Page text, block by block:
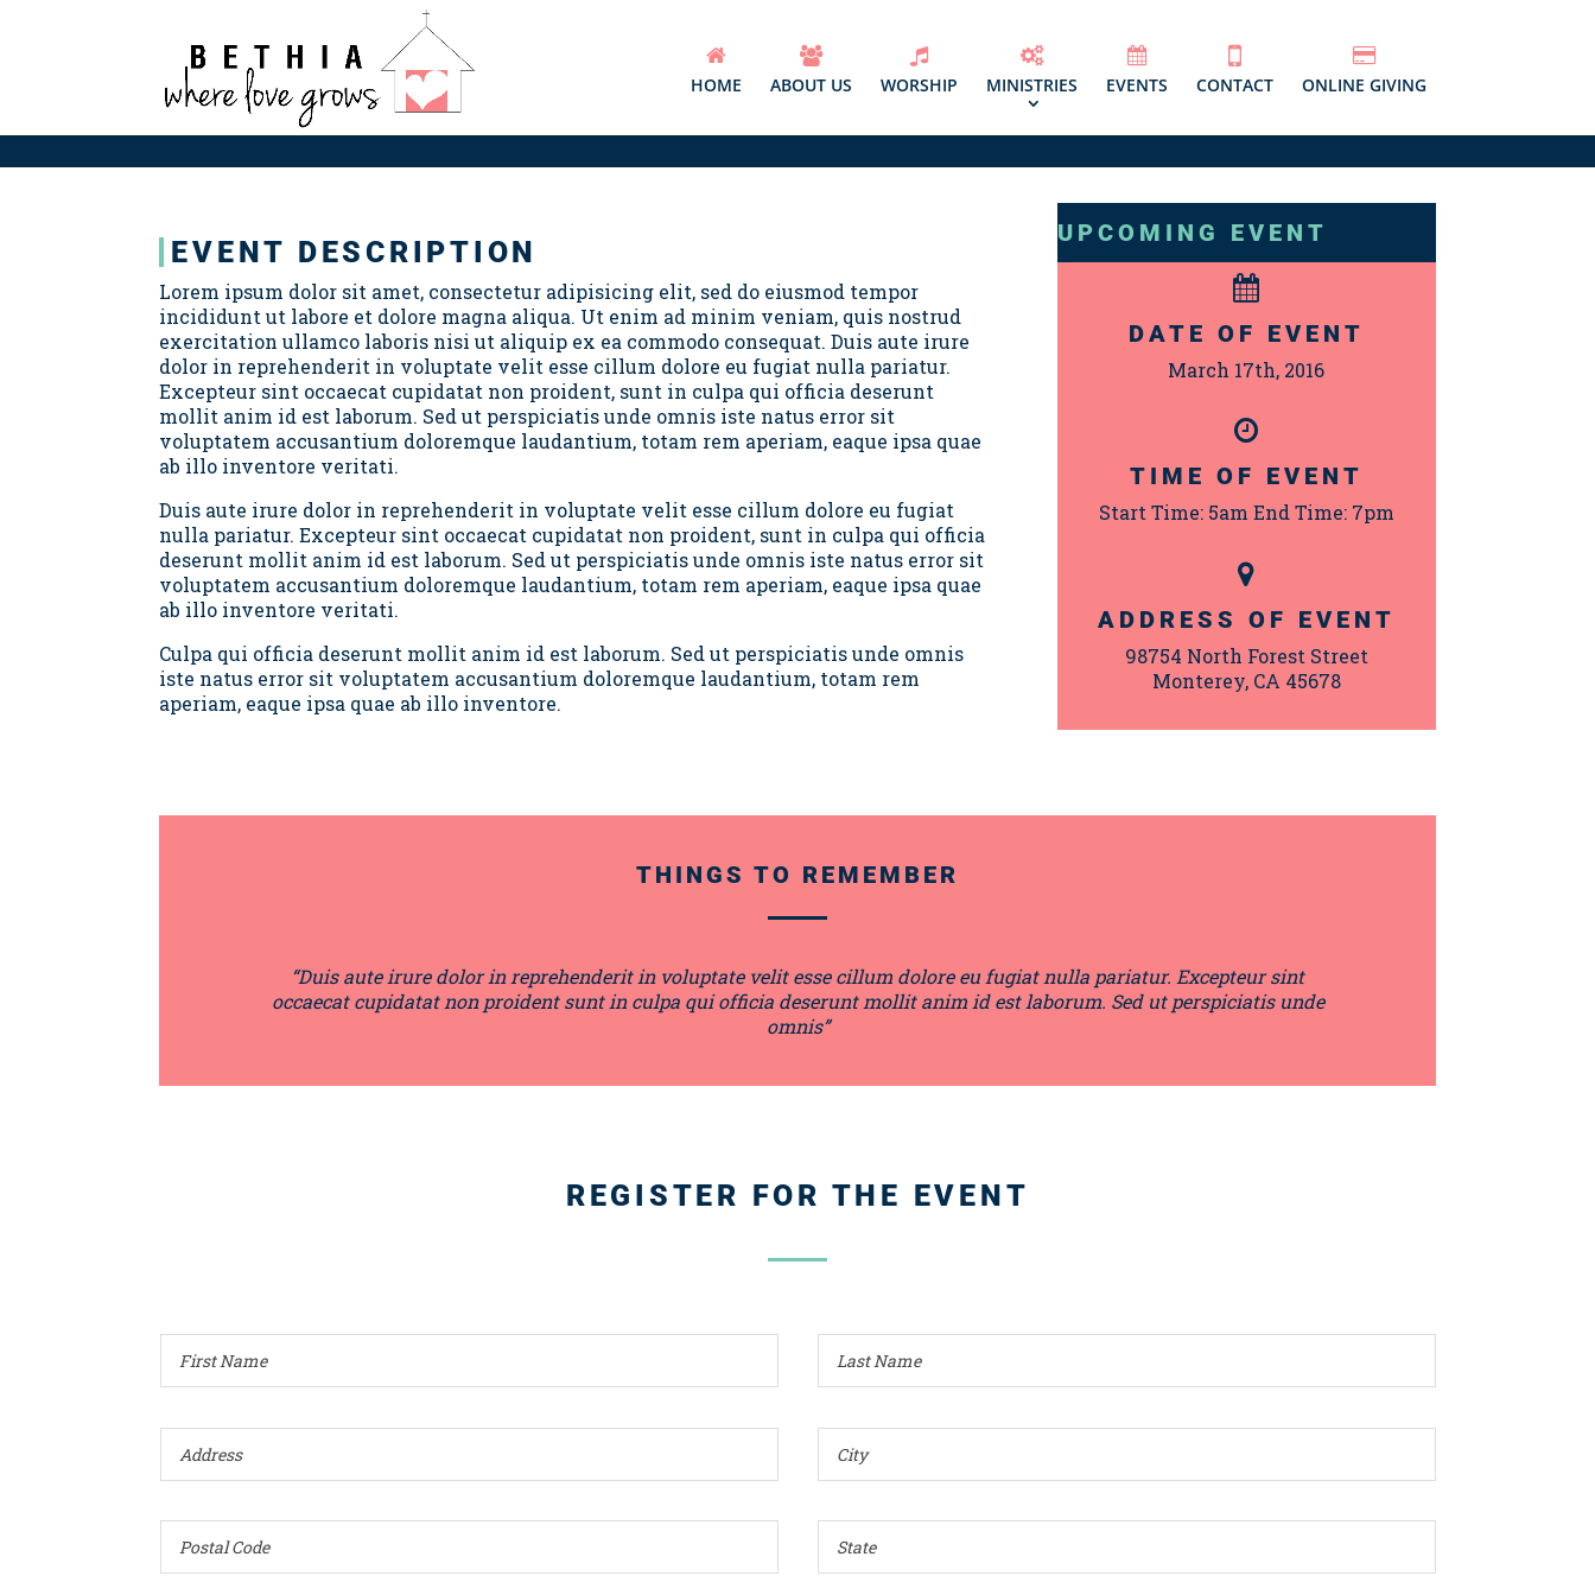
HOME ABOUT US WORSHIP MINISTRIES EVENTS CONTACT ONLINE GIVING
EVENT DESCRIPTION
Lorem ipsum dolor sit amet, consectetur adipisicing elit, sed do eiusmod tempor
incididunt ut labore et dolore magna aliqua. Ut enim ad minim veniam, quis nostrud
exercitation ullamco laboris nisi ut aliquip ex ea commodo consequat. Duis aute irure
dolor in reprehenderit in voluptate velit esse cillum dolore eu fugiat nulla pariatur.
Excepteur sint occaecat cupidatat non proident, sunt in culpa qui officia deserunt
mollit anim id est laborum. Sed ut perspiciatis unde omnis iste natus error sit
voluptatem accusantium doloremque laudantium, totam rem aperiam, eaque ipsa quae
ab illo inventore veritati.
Duis aute irure dolor in reprehenderit in voluptate velit esse cillum dolore eu fugiat
nulla pariatur. Excepteur sint occaecat cupidatat non proident, sunt in culpa qui officia
deserunt mollit anim id est laborum. Sed ut perspiciatis unde omnis iste natus error sit
voluptatem accusantium doloremque laudantium, totam rem aperiam, eaque ipsa quae
ab illo inventore veritati.
Culpa qui officia deserunt mollit anim id est laborum. Sed ut perspiciatis unde omnis
iste natus error sit voluptatem accusantium doloremque laudantium, totam rem
aperiam, eaque ipsa quae ab illo inventore.
UPCOMING EVENT
DATE OF EVENT
March 17th, 2016
TIME OF EVENT
Start Time: 5am End Time: 7pm
ADDRESS OF EVENT
98754 North Forest Street
Monterey, CA 45678
THINGS TO REMEMBER
“Duis aute irure dolor in reprehenderit in voluptate velit esse cillum dolore eu fugiat nulla pariatur. Excepteur sint
occaecat cupidatat non proident sunt in culpa qui officia deserunt mollit anim id est laborum. Sed ut perspiciatis unde
omnis”
REGISTER FOR THE EVENT